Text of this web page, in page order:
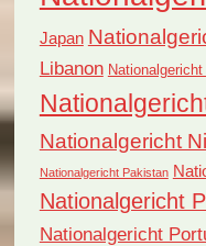
Japan
Libanon
Nationalgericht
Nationalgericht Pakistan
Nationalgericht
Nationalgericht